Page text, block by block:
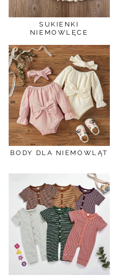
SUKIENKI
NIEMOWLĘCE
BODY DLA NIEMOWLĄT